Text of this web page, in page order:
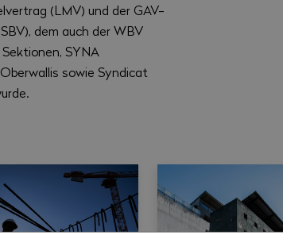
(LMV) und der GAV-
dem auch der WBV
SYNA
sowie Syndicat